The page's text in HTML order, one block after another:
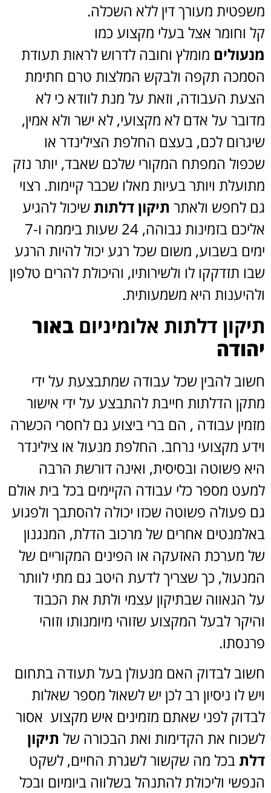
משפטית מעורך דין ללא השכלה.
קל וחומר אצל בעלי מקצוע כמו
מנעולים מומלץ וחובה לדרוש לראות תעודת
הסמכה תקפה ולבקש המלצות טרם חתימת
הצעת העבודה, וזאת על מנת לוודא כי לא
מדובר על אדם לא מקצועי, לא ישר ולא אמין,
שיגרום לכם, בעצם החלפת הצילינדר או
שכפול המפתח המקורי שלכם שאבד, יותר נזק
מתועלת ויותר בעיות מאלו שכבר קיימות. רצוי
גם לחפש ולאתר תיקון דלתותשיכול להגיע
אליכם בזמינות גבוהה, 24 שעות ביממה ו-7
ימים בשבוע, משום שכל רגע יכול להיות הרגע
שבו תזדקקו לו ולשירותיו, והיכולת להרים טלפון
ולהיענות היא משמעותית.
תיקון דלתות אלומיניום באור
יהודה
חשוב להבין שכל עבודה שמתבצעת על ידי
מתקן הדלתות חייבת להתבצע על ידי אישור
מזמין עבודה , הם ברי ביצוע גם לחסרי הכשרה
וידע מקצועי נרחב. החלפת מנעול או צילינדר
היא פשוטה ובסיסית, ואינה דורשת הרבה
למעט מספר כלי עבודה הקיימים בכל בית אולם
גם פעולה פשוטה שכזו יכולה להסתבך ולפגוע
באלמנטים אחרים של מרכוב הדלת, המנגנון
של מערכת האזעקה או הפינים המקוריים של
המנעול, כך שצריך לדעת היטב גם מתי לוותר
על הגאווה שבתיקון עצמי ולתת את הכבוד
והיקר לבעל המקצוע שזוהי מיומנותו וזוהי
פרנסתו.
חשוב לבדוק האם מנעולן בעל תעודה בתחום
ויש לו ניסיון רב לכן יש לשאול מספר שאלות
לבדוק לפני שאתם מזמינים איש מקצוע אסור
לשכוח את הקדימות ואת הבכורה של תיקון
דלתבכל מה שקשור לשגרת החיים, לשקט
הנפשי וליכולת להתנהל בשלווה ביומיום ובכל